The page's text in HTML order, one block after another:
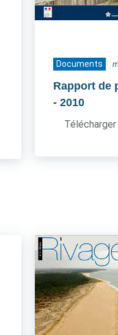
Documents
Rapport de
- 2010